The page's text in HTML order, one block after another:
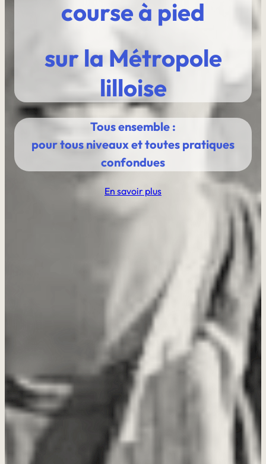
course à pied
sur la Métropole
lilloise
Tous ensemble :
pour tous niveaux et toutes pratiques
confondues
En savoir plus